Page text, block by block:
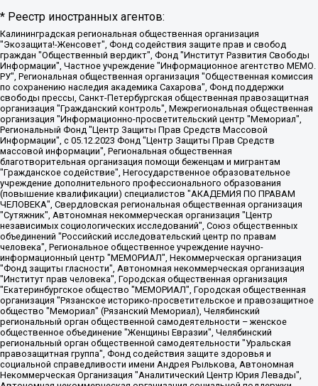
* Реестр иностранных агентов:
Калининградская региональная общественная организация "Экозащита!-Женсовет", Фонд содействия защите прав и свобод граждан "Общественный вердикт", Фонд "Институт Развития Свободы Информации", Частное учреждение "Информационное агентство МЕМО. РУ", Региональная общественная организация "Общественная комиссия по сохранению наследия академика Сахарова", Фонд поддержки свободы прессы, Санкт-Петербургская общественная правозащитная организация "Гражданский контроль", Межрегиональная общественная организация "Информационно-просветительский центр "Мемориал", Региональный Фонд "Центр Защиты Прав Средств Массовой Информации", с 05.12.2023 Фонд "Центр Защиты Прав Средств массовой информации", Региональная общественная благотворительная организация помощи беженцам и мигрантам "Гражданское содействие", Негосударственное образовательное учреждение дополнительного профессионального образования (повышение квалификации) специалистов "АКАДЕМИЯ ПО ПРАВАМ ЧЕЛОВЕКА", Свердловская региональная общественная организация "Сутяжник", Автономная некоммерческая организация "Центр независимых социологических исследований", Союз общественных объединений "Российский исследовательский центр по правам человека", Региональное общественное учреждение научно-информационный центр "МЕМОРИАЛ", Некоммерческая организация "Фонд защиты гласности", Автономная некоммерческая организация "Институт прав человека", Городская общественная организация "Екатеринбургское общество "МЕМОРИАЛ", Городская общественная организация "Рязанское историко-просветительское и правозащитное общество "Мемориал" (Рязанский Мемориал), Челябинский региональный орган общественной самодеятельности – женское общественное объединение "Женщины Евразии", Челябинский региональный орган общественной самодеятельности "Уральская правозащитная группа", Фонд содействия защите здоровья и социальной справедливости имени Андрея Рылькова, Автономная Некоммерческая Организация "Аналитический Центр Юрия Левады", Автономная некоммерческая организация социальной поддержки населения "Проект Апрель", Региональная общественная организация помощи женщинам и детям, находящимся в кризисной ситуации "Информационно-методический центр "Анна", Фонд содействия развитию массовых коммуникаций и правовому просвещению "Так-так-Так", Фонд содействия устойчивому развитию "Серебряная тайга", Свердловский региональный общественный фонд социальных проектов "Новое время", "Idel.Реалии", Кавказ.Реалии, Крым.Реалии, Телеканал Настоящее Время, Татаро-башкирская служба Радио Свобода (Azatliq Radiosi), Радио Свободная Европа/Радио Свобода (PCE/PC), "Сибирь.Реалии", "Фактограф", Благотворительный фонд помощи осужденным и их семьям, Автономная некоммерческая организация "Институт глобализации и социальных движений", Фонд "В защиту прав заключенных", Частное учреждение "Центр поддержки и содействия развитию средств массовой информации", Пензенский региональный общественный благотворительный фонд "Гражданский союз", "Север.Реалии", Некоммерческая организация Фонд "Правовая инициатива", Общество с ограниченной ответственностью "Радио Свободная Европа/Радио Свобода", Чешское информационное агентство "MEDIUM-ORIENT", Красноярская региональная общественная организация "Мы против СПИДа", Камалягин Денис Николаевич, Маркелов Сергей Евгеньевич, Пономарев Лев Александрович, Савицкая Людмила Алексеевна, Автономная некоммерческая организация "Центр по работе с проблемой насилия "НАСИЛИЮ.НЕТ", Межрегиональный профессиональный союз работников здравоохранения "Альянс врачей", Юридическое лицо, зарегистрированное в Латвийской Республике, SIA "Medusa Project" (регистрационный номер 40103797863, дата регистрации 10.06.2014), Некоммерческая организация "Фонд по борьбе с коррупцией", Автономная некоммерческая организация "Институт права и публичной политики", Баданин Роман Сергеевич, Гликин Максим Александрович, Железнова Мария Михайловна, Лукьянова Юлия Сергеевна, Маетная Елизавета Витальевна, Маняхин Петр Борисович, Чуракова Ольга Владимировна, Ярош Юлия Петровна, Юридическое лицо "The Insider SIA", зарегистрированное в Риге, Латвийская Республика (дата регистрации 26.06.2015), являющееся администратором доменного имени интернет-издания "The Insider SIA", https://theins.ru, Постернак Алексей Евгеньевич, Рубин Михаил Аркадьевич, Анин Роман Александрович, Юридическое лицо Istories fonds, зарегистрированное в Латвийской Республике (регистрационный номер 50008295751, дата регистрации 24.02.2020), Великовский Дмитрий Александрович, Долинина Ирина Николаевна, Мароховская Алеся Алексеевна, Шлейнов Роман Юрьевич, Шмагун Олеся Валентиновна, Общество с ограниченной ответственностью "Альтаир 2021", Общество с ограниченной ответственностью "Вега 2021", Общество с ограниченной ответственностью "Главный редактор 2021", Общество с ограниченной ответственностью "Ромашки монолит", Важенков Артем Валерьевич, Ивановская областная общественная организация "Центр гендерных исследований", Гурман Юрий Альбертович, Медиапроект "ОВД-Инфо", Егоров Владимир Владимирович, Жилинский Владимир Александрович, Общество с ограниченной ответственностью "ЗП", Иванова София Юрьевна, Карезина Инна Павловна, Кильтау Екатерина Викторовна, Петров Алексей Викторович, Пискунов Сергей Евгеньевич, Смирнов Сергей Сергеевич, Тихонов Михаил Сергеевич, Общество с ограниченной ответственностью "ЖУРНАЛИСТ-ИНОСТРАННЫЙ АГЕНТ", Арапова Галина Юрьевна, Вольтская Татьяна Анатольевна, Американская компания "Mason G.E.S. Anonymous Foundation" (США), являющаяся владельцем интернет-издания https://mnews.world/, Компания "Stichting Bellingcat", зарегистрированная в Нидерландах (дата регистрации 11.07.2018), Захаров Андрей Вячеславович, Клепиковская Екатерина Дмитриевна, Общество с ограниченной ответственностью "МЕМО", Перл Роман Александрович, Симонов Евгений Алексеевич, Соловьева Елена Анатольевна, Сотников Даниил Владимирович, Сурначева Елизавета Дмитриевна, Автономная некоммерческая организация по защите прав человека и информированию населения "Якутия – Наше Мнение", Общество с ограниченной ответственностью "Москоу диджитал медиа", с 26.01.2023 Общество с ограниченной ответственностью "Чайка Белые сады", Ветошкина Валерия Валерьевна, Заговора Максим Александрович, Межрегиональное общественное движение "Российская ЛГБТ - сеть", Оленичев Максим Владимирович, Павлов Иван Юрьевич, Скворцова Елена Сергеевна, Общество с ограниченной ответственностью "Как бы инагент", Кочетков Игорь Викторович, Общество с ограниченной ответственностью "Честные выборы", Еланчик Олег Александрович, Общество с ограниченной ответственностью "Нобелевский призыв", Гималова Регина Эмилевна, Григорьев Андрей Валерьевич, Григорьева Алина Александровна, Ассоциация по содействию защите прав призывников, альтернативнослужащих и военнослужащих "Правозащитная группа "Гражданин.Армия.Право", Хисамова Регина Фаритовна, Автономная некоммерческая организация по реализации социально-правовых программ "Лилит", Дальневосточное общественное движение "Маяк", Санкт-Петербургская ЛГБТ-инициативная группа "Выход", Инициативная группа ЛГБТ+ "Реверс", Алексеев Андрей Викторович, Бекбулатова Таисия Львовна, Беляев Иван Михайлович, Владыкина Елена Сергеевна, Гельман Марат Александрович, Никульшина Вероника Юрьевна, Толоконникова Надежда Андреевна, Шендерович Виктор Анатольевич, Общество с ограниченной ответственностью "Данное сообщение", Общество с ограниченной ответственностью Издательский дом "Новая глава", Айнбиндер Александра Александровна, Московский комьюнити-центр для ЛГБТ+инициатив, Благотворительный фонд развития филантропии, Deutsche Welle (Германия, Kurt-Schumacher-Strasse 3, 53113 Bonn), Борзунова Мария Михайловна, Воробьев Виктор Викторович, Голубева Анна Львовна, Константинова Алла Михайловна, Малкова Ирина Владимировна, Мурадов Мурад Абдулгалимович, Осетинская Елизавета Николаевна, Понасенков Евгений Николаевич, Ганапольский Матвей Юрьевич, Киселев Евгений Алексеевич, Борухович Ирина Григорьевна, Дремин Иван Тимофеевич, Дубровский Дмитрий Викторович, Красноярская региональная общественная организация поддержки и развития альтернативных образовательных технологий и межкультурных коммуникаций "ИНТЕРРА", Маяковская Екатерина Алексеевна, Фейгин Марк Захарович, Филимонов Андрей Викторович, Дзугкоева Регина Николаевна, Доброхотов Роман Александрович, Дудь Юрий Александрович, Елкин Сергей Владимирович, Кругликов Кирилл Игоревич, Сабунаева Мария Леонидовна, Семенов Алексей Владимирович, Шаинян Карен Багратович, Шульман Екатерина Михайловна, Асафьев Артур Валерьевич, Вахштайн Виктор Семенович, Венедиктов Алексей Алексеевич, Лушникова Екатерина Евгеньевна, Волков Леонид Михайлович, Невзоров Александр Глебович, Пархоменко Сергей Борисович, Сироткин Ярослав Николаевич, Кара-Мурза Владимир Владимирович, Баранова Наталья Владимировна, Гозман Леонид Яковлевич, Кагарлицкий Борис Юльевич, Климарев Михаил Валерьевич, Милов Владимир Станиславович, Автономная некоммерческая организация Краснодарский центр современного искусства "Типография", Моргенштерн Алишер Тагирович, Соболь Любовь Эдуардовна, Общество с ограниченной ответственностью "ЛИЗА НОРМ", Каспаров Гарри Кимович, Ходорковский Михаил Борисович, Общество с ограниченной ответственностью "Апрельские тезисы", Данилович Ирина Брониславовна, Кашин Олег Владимирович, Петров Николай Владимирович, Пивоваров Алексей Владимирович, Соколов Михаил Владимирович, Цветкова Юлия Владимировна, Чичваркин Евгений Александрович, Комитет против пыток/Команда против пыток, Общество с ограниченной ответственностью "Первый научный", Общество с ограниченной ответственностью "Вертолет и ко", Белоцерковская Вероника Борисовна, Кац Максим Евгеньевич, Лазарева Татьяна Юрьевна, Шаведдинов Руслан Табризович, Яшин Илья Валерьевич, Общество с ограниченной ответственностью "Иноагент ААВ", Алешковский Дмитрий Петрович, Альбац Евгения Марковна, Быков Дмитрий Львович, Галямина Юлия Евгеньевна, Лойко Сергей Леонидович, Мартынов Кирилл Константинович, Медведев Сергей Александрович, Крашенинников Федор Геннадиевич, Гордеева Катерина Вл